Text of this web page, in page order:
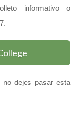
informativo o
no dejes pasar esta